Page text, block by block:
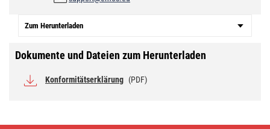
Zum Herunterladen
Dokumente und Dateien zum Herunterladen
Konformitätserklärung (PDF)